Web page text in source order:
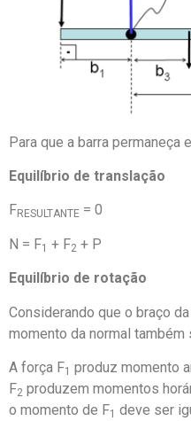
Para que a barra permaneça
Equilíbrio de translação
FRESULTANTE = 0
N = F1 + F2 + P
Equilíbrio de rotação
Considerando que o braço
momento da normal também
A força F1 produz momento
F2 produzem momentos
o momento de F1 deve ser